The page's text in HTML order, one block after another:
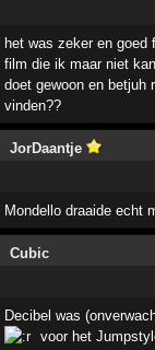
het was zeker en goed
film die ik maar niet
doet gewoon en betjuh
vinden??
JorDaantje
Mondello draaide echt
Cubic
Decibel was
voor het